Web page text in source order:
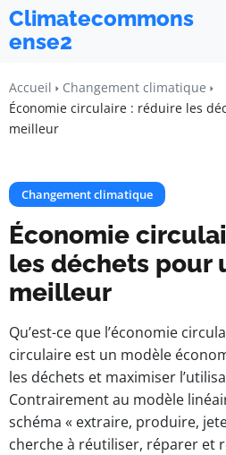
Climatecommons
ense2
Accueil
Changement climatique
Économie circulaire : réduire les
meilleur
Changement climatique
Économie
les déchets pour
meilleur
Qu’est-ce que l’économie
circulaire est un modèle
les déchets et maximiser
Contrairement au modèle
schéma « extraire, produire,
cherche à réutiliser, réparer et